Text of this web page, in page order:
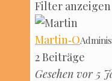
Fil­ter anzeigen
Martin‑O
2 Bei­trä­ge
Gese­hen vor 5